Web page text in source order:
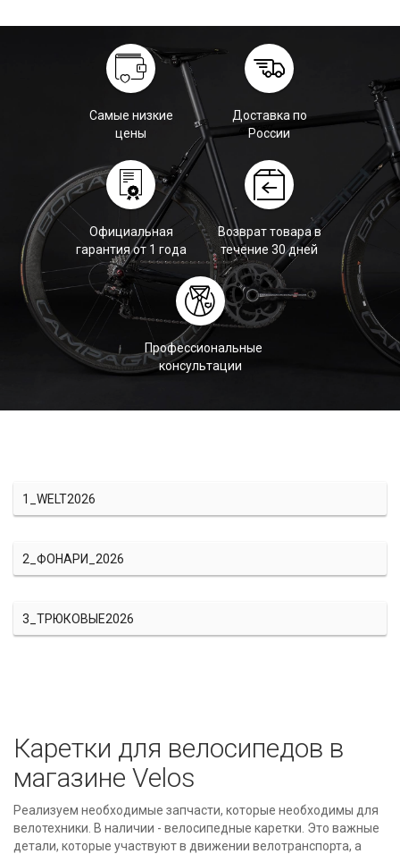
Самые низкие
цены
Доставка по
России
Официальная
гарантия от 1 года
Возврат товара в
течение 30 дней
Профессиональные
консультации
1_WELT2026
2_ФОНАРИ_2026
3_ТРЮКОВЫЕ2026
Каретки для велосипедов в
магазине Velos
Реализуем необходимые запчасти, которые необходимы для
велотехники. В наличии - велосипедные каретки. Это важные
детали, которые участвуют в движении велотранспорта, а